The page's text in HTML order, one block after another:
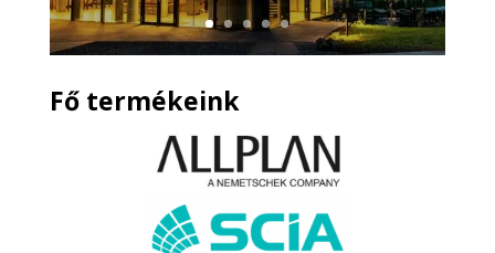
Fő termékeink